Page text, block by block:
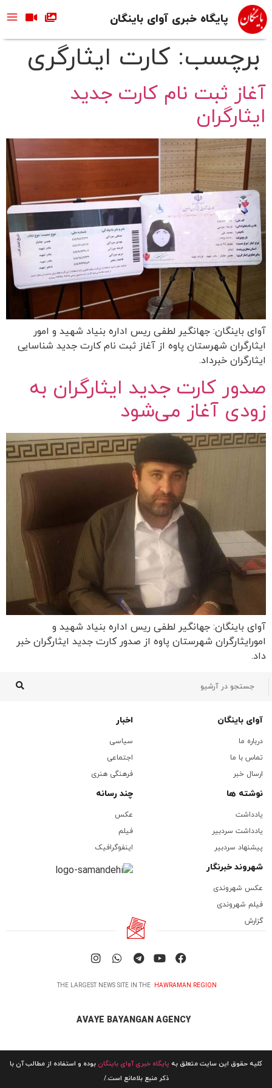
پایگاه خبری آوای باینگان
برچسب:کارت ایثارگری
آغاز ثبت نام کارت جدید
ایثارگران
آوای باینگان: جهانگیر لطفی ریس اداره بنیاد شهید و امور
ایثارگران شهرستان پاوه از آغاز ثبت نام کارت جدید شناسایی
ایثارگران خبرداد.
صدور کارت جدید ایثارگران به
زودی آغاز می‌شود
آوای باینگان: جهانگیر لطفی ریس اداره بنیاد شهید و
امورایثارگران شهرستان پاوه از صدور کارت جدید ایثارگران خبر
داد.
آوای باینگان
درباره ما
تماس با ما
ارسال خبر
اخبار
سیاسی
اجتماعی
فرهنگی هنری
نوشته ها
یادداشت
یادداشت سردبیر
پیشنهاد سردبیر
چند رسانه
عکس
فیلم
اینفوگرافیک
شهروند خبرنگار
عکس شهروندی
فیلم شهروندی
گزارش
THE LARGEST NEWS SITE IN THE HAWRAMAN REGION
AVAYE BAYANGAN AGENCY
کلیه حقوق این سایت متعلق به پایگاه خبری آوای باینگانبوده و استفاده از مطالب آن با
ذکر منبع بلامانع است./